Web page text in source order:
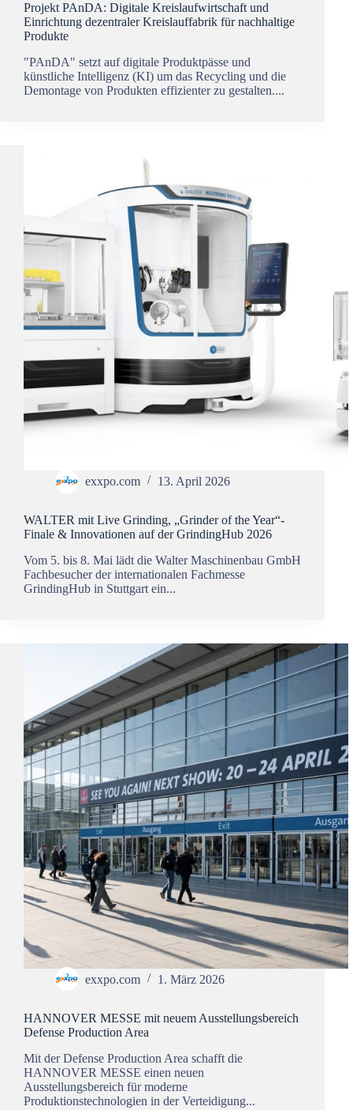
Projekt PAnDA: Digitale Kreislaufwirtschaft und
Einrichtung dezentraler Kreislauffabrik für nachhaltige
Produkte
"PAnDA" setzt auf digitale Produktpässe und
künstliche Intelligenz (KI) um das Recycling und die
Demontage von Produkten effizienter zu gestalten....
exxpo.com 13. April 2026
WALTER mit Live Grinding, „Grinder of the Year“-
Finale & Innovationen auf der GrindingHub 2026
Vom 5. bis 8. Mai lädt die Walter Maschinenbau GmbH
Fachbesucher der internationalen Fachmesse
GrindingHub in Stuttgart ein...
exxpo.com 1. März 2026
HANNOVER MESSE mit neuem Ausstellungsbereich
Defense Production Area
Mit der Defense Production Area schafft die
HANNOVER MESSE einen neuen
Ausstellungsbereich für moderne
Produktionstechnologien in der Verteidigung...